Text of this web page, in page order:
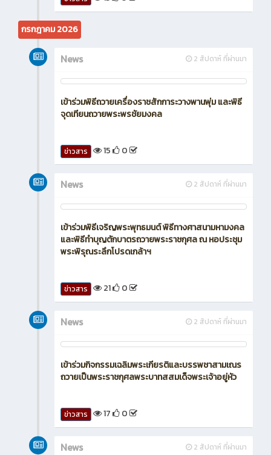
กรกฎาคม 2026
2 สัปดาห์ ที่ผ่านมา
News
เข้าร่วมพิธีถวายเครื่องราชสักการะวางพานพุ่ม และพิธี
จุดเทียนถวายพระพรชัยมงคล
ข่าวสาร 15 0
2 สัปดาห์ ที่ผ่านมา
News
เข้าร่วมพิธีเจริญพระพุทธมนต์ พิธีทางศาสนามหามงคล
และพิธีทำบุญตักบาตรถวายพระราชกุศล ณ หอประชุม
พระพิรุณระลึกโปรดเกล้าฯ
ข่าวสาร 21 0
2 สัปดาห์ ที่ผ่านมา
News
เข้าร่วมกิจกรรมเฉลิมพระเกียรติและบรรพชาสามเณร
ถวายเป็นพระราชกุศลพระบาทสสมเด็จพระเจ้าอยู่หัว
ข่าวสาร 17 0
2 สัปดาห์ ที่ผ่านมา
News